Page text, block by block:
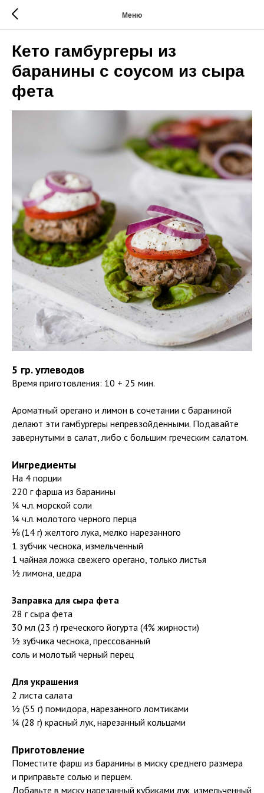
Меню
Кето гамбургеры из
баранины с соусом из сыра
фета
5 гр. углеводов
Время приготовления: 10 + 25 мин.
Ароматный орегано и лимон в сочетании с бараниной
делают эти гамбургеры непревзойденными. Подавайте
завернутыми в салат, либо с большим греческим салатом.
Ингредиенты
На 4 порции
220 г фарша из баранины
¼ ч.л. морской соли
¼ ч.л. молотого черного перца
⅛ (14 г) желтого лука, мелко нарезанного
1 зубчик чеснока, измельченный
1 чайная ложка свежего орегано, только листья
½ лимона, цедра
Заправка для сыра фета
28 г сыра фета
30 мл (23 г) греческого йогурта (4% жирности)
½ зубчика чеснока, прессованный
соль и молотый черный перец
Для украшения
2 листа салата
½ (55 г) помидора, нарезанного ломтиками
¼ (28 г) красный лук, нарезанный кольцами
Приготовление
Поместите фарш из баранины в миску среднего размера
и приправьте солью и перцем.
Добавьте в миску нарезанный кубиками лук, измельченный